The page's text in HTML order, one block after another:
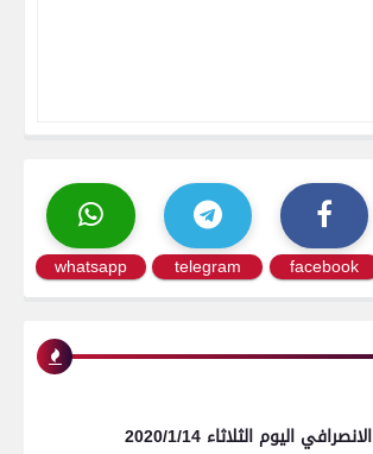
facebook
telegram
whatsapp
الانصرافي اليوم الثلاثاء 2020/1/14